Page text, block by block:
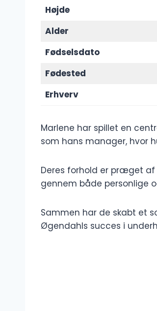
Højde
Alder
Fødselsdato
Fødested
Erhverv
Marlene har spillet en
som hans manager, hvor
Deres forhold er præget
gennem både personlige
Sammen har de skabt et
Øgendahls succes i